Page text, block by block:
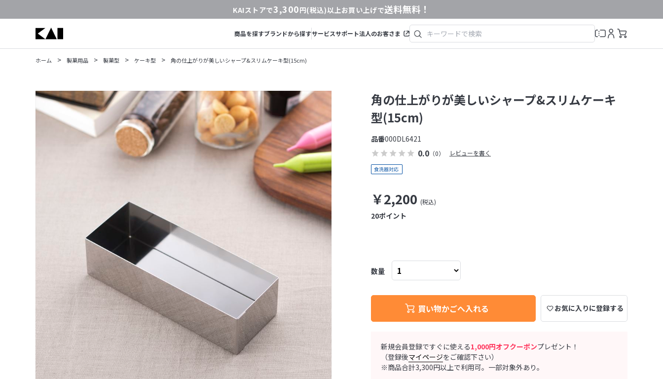
KAIストアで3,300円(税込)以上お買い上げで送料無料！
商品を探すブランドから探すサービスサポート法人のお客さま
ホーム > 製菓用品 > 製菓型 > ケーキ型 > 角の仕上がりが美しいシャープ&スリムケーキ型(15cm)
0.0 （0） レビューを書く
角の仕上がりが美しいシャープ&スリムケーキ
型(15cm)
￥2,200
品番000DL6421
ポイント
20
数量
買い物かごへ入れる お気に入りに登録する
新規会員登録ですぐに使える1,000円オフクーポンプレゼント！
（登録後マイページをご確認下さい）
※商品合計3,300円以上で利用可。一部対象外あり。